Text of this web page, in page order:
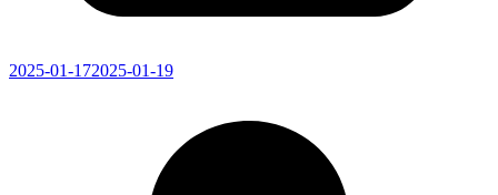
2025-01-172025-01-19